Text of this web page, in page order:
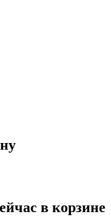
в корзине